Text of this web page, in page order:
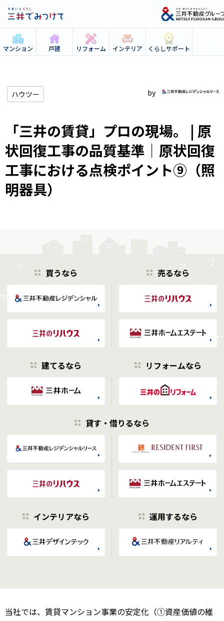
マンション 戸建 リフォーム インテリア くらしサポート
ハウツー
「三井の賃貸」プロの現場。 | 原
状回復工事の品質基準｜原状回復
工事における点検ポイント⑨（照
明器具）
買うなら 売るなら
建てるなら リフォームなら
貸す・借りるなら
インテリアなら 運用するなら
当社では、賃貸マンション事業の安定化（①資産価値の維